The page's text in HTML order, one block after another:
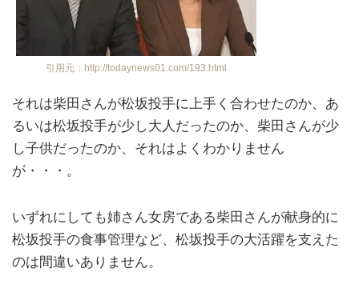
引用元：http://todaynews01.com/193.html
それは柴田さんが松坂投手に上手く合わせたのか、あ
るいは松坂投手が少し大人だったのか、柴田さんが少
し子供だったのか、それはよくわかりません
が・・・。
いずれにしても姉さん女房である柴田さんが献身的に
松坂投手の食事管理など、松坂投手の大活躍を支えた
のは間違いありません。